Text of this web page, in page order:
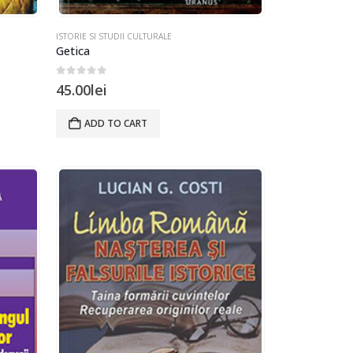
ISTORIE SI STUDII CULTURALE
Getica
45.00lei
ADD TO CART